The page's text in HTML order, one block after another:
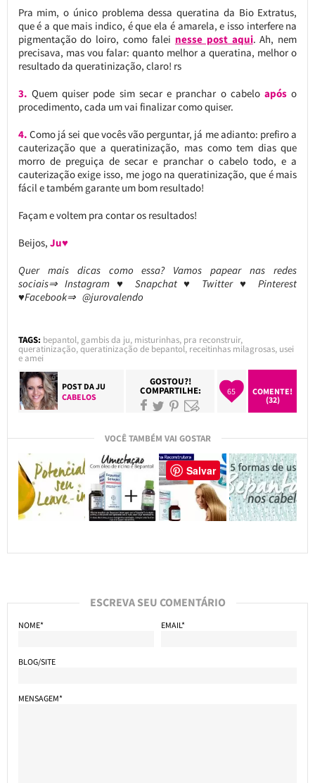
Pra mim, o único problema dessa queratina da Bio Extratus,
que é a que mais indico, é que ela é amarela, e isso interfere na
pigmentação do loiro, como falei nesse post aqui. Ah, nem
precisava, mas vou falar: quanto melhor a queratina, melhor o
resultado da queratinização, claro! rs
3. Quem quiser pode sim secar e pranchar o cabeloapós o
procedimento, cada um vai finalizar como quiser.
4. Como já sei que vocês vão perguntar, já me adianto: prefiro a
cauterização que a queratinização, mas como tem dias que
morro de preguiça de secar e pranchar o cabelo todo, e a
cauterização exige isso, me jogo na queratinização, que é mais
fácil e também garante um bom resultado!
Façam e voltem pra contar os resultados!
Beijos, Ju♥
Quer mais dicas como essa? Vamos papear nas redes
sociais⇒ Instagram ♥ Snapchat ♥ Twitter ♥ Pinterest
♥Facebook⇒ @jurovalendo
TAGS: bepantol, gambis da ju, misturinhas, pra reconstruir,
queratinização,queratinização de bepantol, receitinhas milagrosas, usei
e amei
POST DAJU
CABELOS
GOSTOU?!
COMPARTILHE: 65
COMENTE!
(32)
VOCÊ TAMBÉM VAI GOSTAR
ESCREVA SEU COMENTÁRIO
NOME* EMAIL*
BLOG/SITE
MENSAGEM*
Salvar